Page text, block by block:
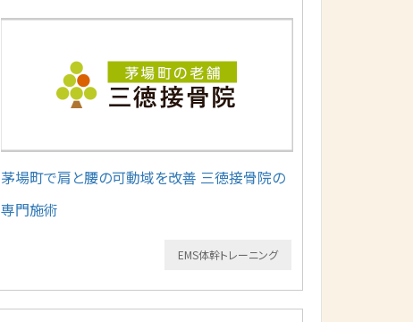
茅場町で肩と腰の可動域を改善 三徳接骨院の
専門施術
EMS体幹トレーニング